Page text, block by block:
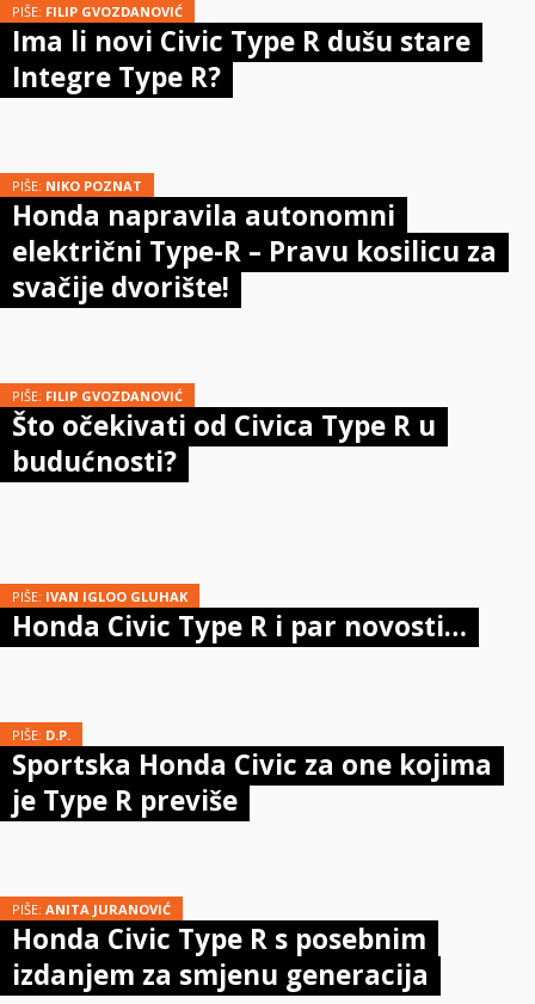
PIŠE: FILIP GVOZDANOVIĆ
Ima li novi Civic Type R dušu stare
Integre Type R?
PIŠE: NIKO POZNAT
Honda napravila autonomni
električni Type-R – Pravu kosilicu za
svačije dvorište!
PIŠE: FILIP GVOZDANOVIĆ
Što očekivati od Civica Type R u
budućnosti?
PIŠE: IVAN IGLOO GLUHAK
Honda Civic Type R i par novosti…
PIŠE: D.P.
Sportska Honda Civic za one kojima
je Type R previše
PIŠE: ANITA JURANOVIĆ
Honda Civic Type R s posebnim
izdanjem za smjenu generacija